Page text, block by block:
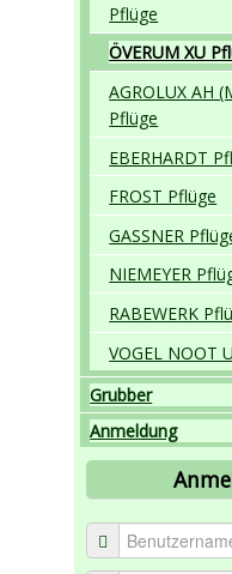
Pflüge
ÖVERUM XU
AGROLUX AH
Pflüge
EBERHARDT
FROST Pflüge
GASSNER
NIEMEYER
RABEWERK
VOGEL NOOT
Grubber
Anmeldung